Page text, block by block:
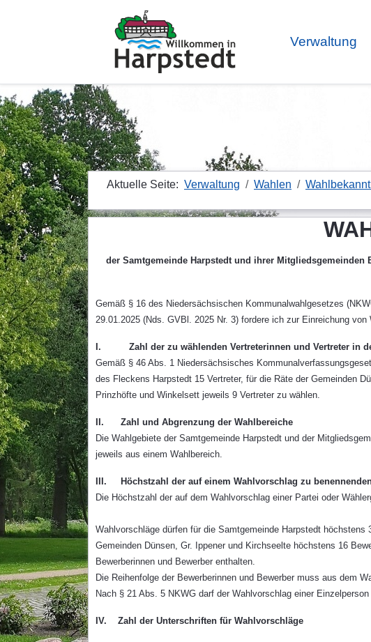
Verwaltung
Aktuelle Seite: Verwaltung Wahlen
der Samtgemeinde Harpstedt und ihrer Mitgliedsgemeinden
Gemäß § 16 des Niedersächsischen Kommunalwahlgesetzes
29.01.2025 (Nds. GVBl. 2025 Nr. 3) fordere ich zur Einreichung
I. Zahl der zu wählenden Vertreterinnen und Vertreter in
Gemäß § 46 Abs. 1 Niedersächsisches
des Fleckens Harpstedt 15 Vertreter, für die Räte der Gemeinden
Prinzhöfte und Winkelsett jeweils 9 Vertreter zu wählen.
II. Zahl und Abgrenzung der Wahlbereiche
Die Wahlgebiete der Samtgemeinde Harpstedt und der
jeweils aus einem Wahlbereich.
III. Höchstzahl der auf einem Wahlvorschlag zu
Die Höchstzahl der auf dem Wahlvorschlag einer Partei oder
Wahlvorschläge dürfen für die Samtgemeinde Harpstedt
Gemeinden Dünsen, Gr. Ippener und Kirchseelte höchstens 16
Bewerberinnen und Bewerber enthalten.
Die Reihenfolge der Bewerberinnen und Bewerber muss aus dem
Nach § 21 Abs. 5 NKWG darf der Wahlvorschlag einer
IV. Zahl der Unterschriften für Wahlvorschläge